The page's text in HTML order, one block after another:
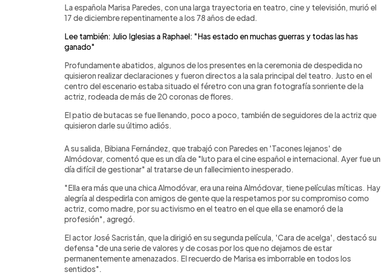
La española Marisa Paredes, con una larga trayectoria en teatro, cine y televisión, murió el
17 de diciembre repentinamente a los 78 años de edad.
Lee también: Julio Iglesias a Raphael: "Has estado en muchas guerras y todas las has
ganado"
Profundamente abatidos, algunos de los presentes en la ceremonia de despedida no
quisieron realizar declaraciones y fueron directos a la sala principal del teatro. Justo en el
centro del escenario estaba situado el féretro con una gran fotografía sonriente de la
actriz, rodeada de más de 20 coronas de flores.
El patio de butacas se fue llenando, poco a poco, también de seguidores de la actriz que
quisieron darle su último adiós.
A su salida, Bibiana Fernández, que trabajó con Paredes en 'Tacones lejanos' de
Almódovar, comentó que es un día de "luto para el cine español e internacional. Ayer fue un
día difícil de gestionar" al tratarse de un fallecimiento inesperado.
"Ella era más que una chica Almodóvar, era una reina Almódovar, tiene películas míticas. Hay
alegría al despedirla con amigos de gente que la respetamos por su compromiso como
actriz, como madre, por su activismo en el teatro en el que ella se enamoró de la
profesión", agregó.
El actor José Sacristán, que la dirigió en su segunda película, 'Cara de acelga', destacó su
defensa "de una serie de valores y de cosas por los que no dejamos de estar
permanentemente amenazados. El recuerdo de Marisa es imborrable en todos los
sentidos".